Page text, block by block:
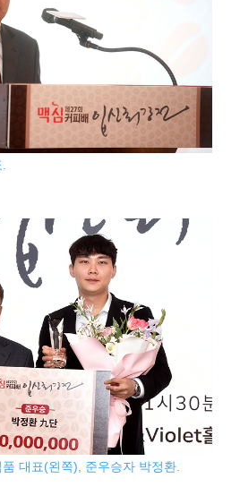
대표(왼쪽), 준우승자 박정환.